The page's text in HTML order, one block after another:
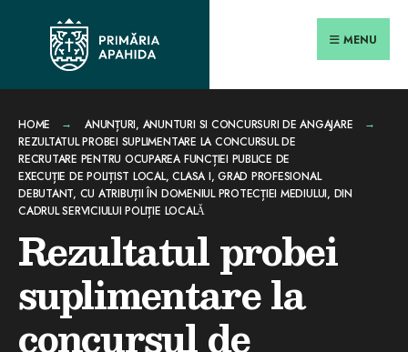
content
MENU
HOME ANUNȚURI, ANUNTURI SI CONCURSURI DE ANGAJARE
REZULTATUL PROBEI SUPLIMENTARE LA CONCURSUL DE
RECRUTARE PENTRU OCUPAREA FUNCȚIEI PUBLICE DE
EXECUȚIE DE POLIȚIST LOCAL, CLASA I, GRAD PROFESIONAL
DEBUTANT, CU ATRIBUȚII ÎN DOMENIUL PROTECȚIEI MEDIULUI, DIN
CADRUL SERVICIULUI POLIȚIE LOCALǍ
Rezultatul probei
suplimentare la
concursul de
for:
Close